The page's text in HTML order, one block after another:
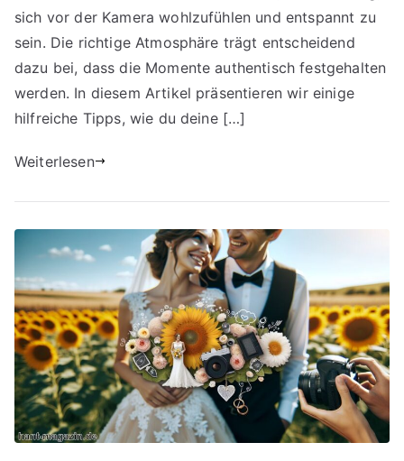
sich vor der Kamera wohlzufühlen und entspannt zu
sein. Die richtige Atmosphäre trägt entscheidend
dazu bei, dass die Momente authentisch festgehalten
werden. In diesem Artikel präsentieren wir einige
hilfreiche Tipps, wie du deine […]
Weiterlesen